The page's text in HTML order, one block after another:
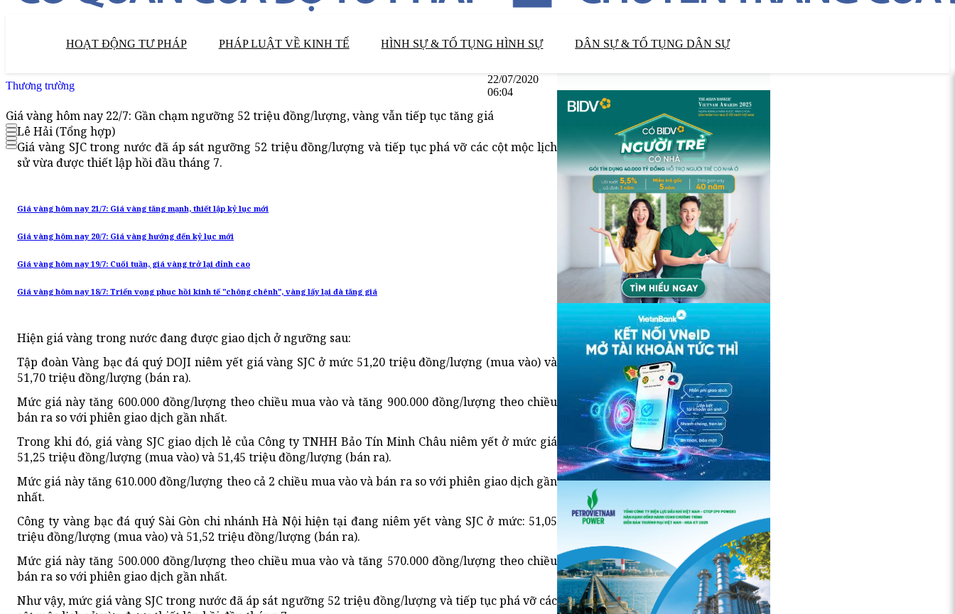
HOẠT ĐỘNG TƯ PHÁP PHÁP LUẬT VỀ KINH TẾ HÌNH SỰ & TỐ TỤNG HÌNH SỰ DÂN SỰ & TỐ TỤNG DÂN SỰ
Thương trường
22/07/2020
06:04
Giá vàng hôm nay 22/7: Gần chạm ngưỡng 52 triệu đồng/lượng, vàng vẫn tiếp tục tăng giá
Lê Hải (Tổng hợp)
Giá vàng SJC trong nước đã áp sát ngưỡng 52 triệu đồng/lượng và tiếp tục phá vỡ các cột mộc lịch
sử vừa được thiết lập hồi đầu tháng 7.
Giá vàng hôm nay 21/7: Giá vàng tăng mạnh, thiết lập kỷ lục mới
Giá vàng hôm nay 20/7: Giá vàng hướng đến kỷ lục mới
Giá vàng hôm nay 19/7: Cuối tuần, giá vàng trở lại đỉnh cao
Giá vàng hôm nay 18/7: Triển vọng phục hồi kinh tế "chông chênh", vàng lấy lại đà tăng giá
Hiện giá vàng trong nước đang được giao dịch ở ngưỡng sau:
Tập đoàn Vàng bạc đá quý DOJI niêm yết giá vàng SJC ở mức 51,20 triệu đồng/lượng (mua vào) và
51,70 triệu đồng/lượng (bán ra).
Mức giá này tăng 600.000 đồng/lượng theo chiều mua vào và tăng 900.000 đồng/lượng theo chiều
bán ra so với phiên giao dịch gần nhất.
Trong khi đó, giá vàng SJC giao dịch lẻ của Công ty TNHH Bảo Tín Minh Châu niêm yết ở mức giá
51,25 triệu đồng/lượng (mua vào) và 51,45 triệu đồng/lượng (bán ra).
Mức giá này tăng 610.000 đồng/lượng theo cả 2 chiều mua vào và bán ra so với phiên giao dịch gần
nhất.
Công ty vàng bạc đá quý Sài Gòn chi nhánh Hà Nội hiện tại đang niêm yết vàng SJC ở mức: 51,05
triệu đồng/lượng (mua vào) và 51,52 triệu đồng/lượng (bán ra).
Mức giá này tăng 500.000 đồng/lượng theo chiều mua vào và tăng 570.000 đồng/lượng theo chiều
bán ra so với phiên giao dịch gần nhất.
Như vậy, mức giá vàng SJC trong nước đã áp sát ngưỡng 52 triệu đồng/lượng và tiếp tục phá vỡ các